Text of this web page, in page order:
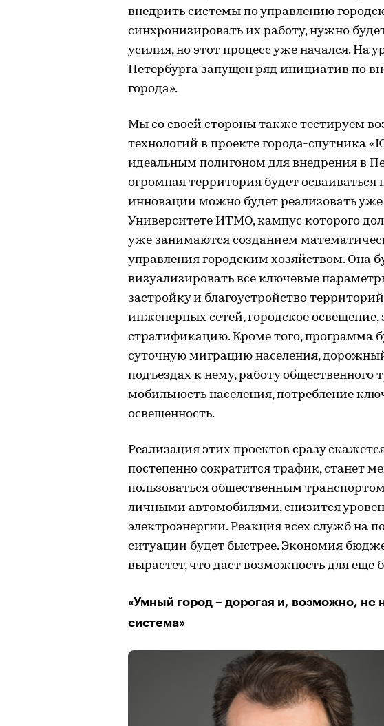
внедрить системы по управлению
синхронизировать их работу, нужно
усилия, но этот процесс уже начался. На
Петербурга запущен ряд инициатив по
города».
Мы со своей стороны также тестируем
технологий в проекте города-спутника
идеальным полигоном для внедрения в
огромная территория будет осваиваться
инновации можно будет реализовать уже
Университете ИТМО, кампус которого
уже занимаются созданием
управления городским хозяйством. Она
визуализировать все ключевые
застройку и благоустройство
инженерных сетей, городское
стратификацию. Кроме того, программа
суточную миграцию населения,
подъездах к нему, работу общественного
мобильность населения, потребление
освещенность.
Реализация этих проектов сразу
постепенно сократится трафик, станет
пользоваться общественным
личными автомобилями, снизится
электроэнергии. Реакция всех служб на
ситуации будет быстрее. Экономия
вырастет, что даст возможность для еще
«Умный город – дорогая и, возможно, не
система»